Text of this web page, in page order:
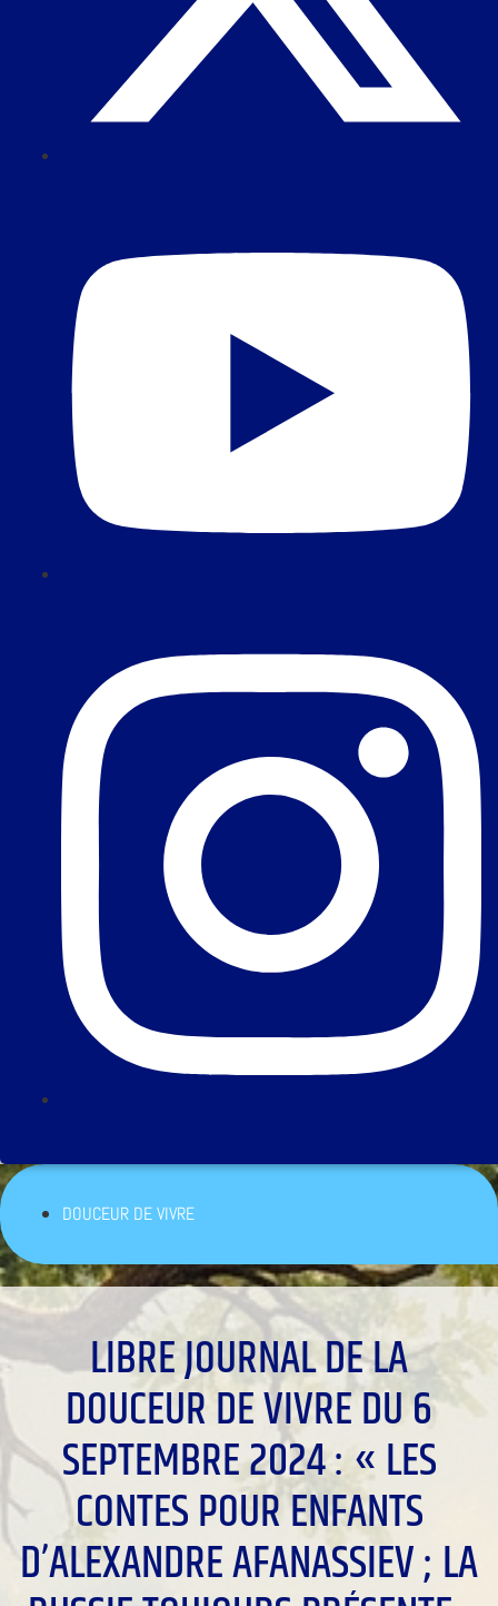
DOUCEUR DE VIVRE
LIBRE JOURNAL DE LA
DOUCEUR DE VIVRE DU 6
SEPTEMBRE 2024 : « LES
CONTES POUR ENFANTS
D’ALEXANDRE AFANASSIEV ; LA